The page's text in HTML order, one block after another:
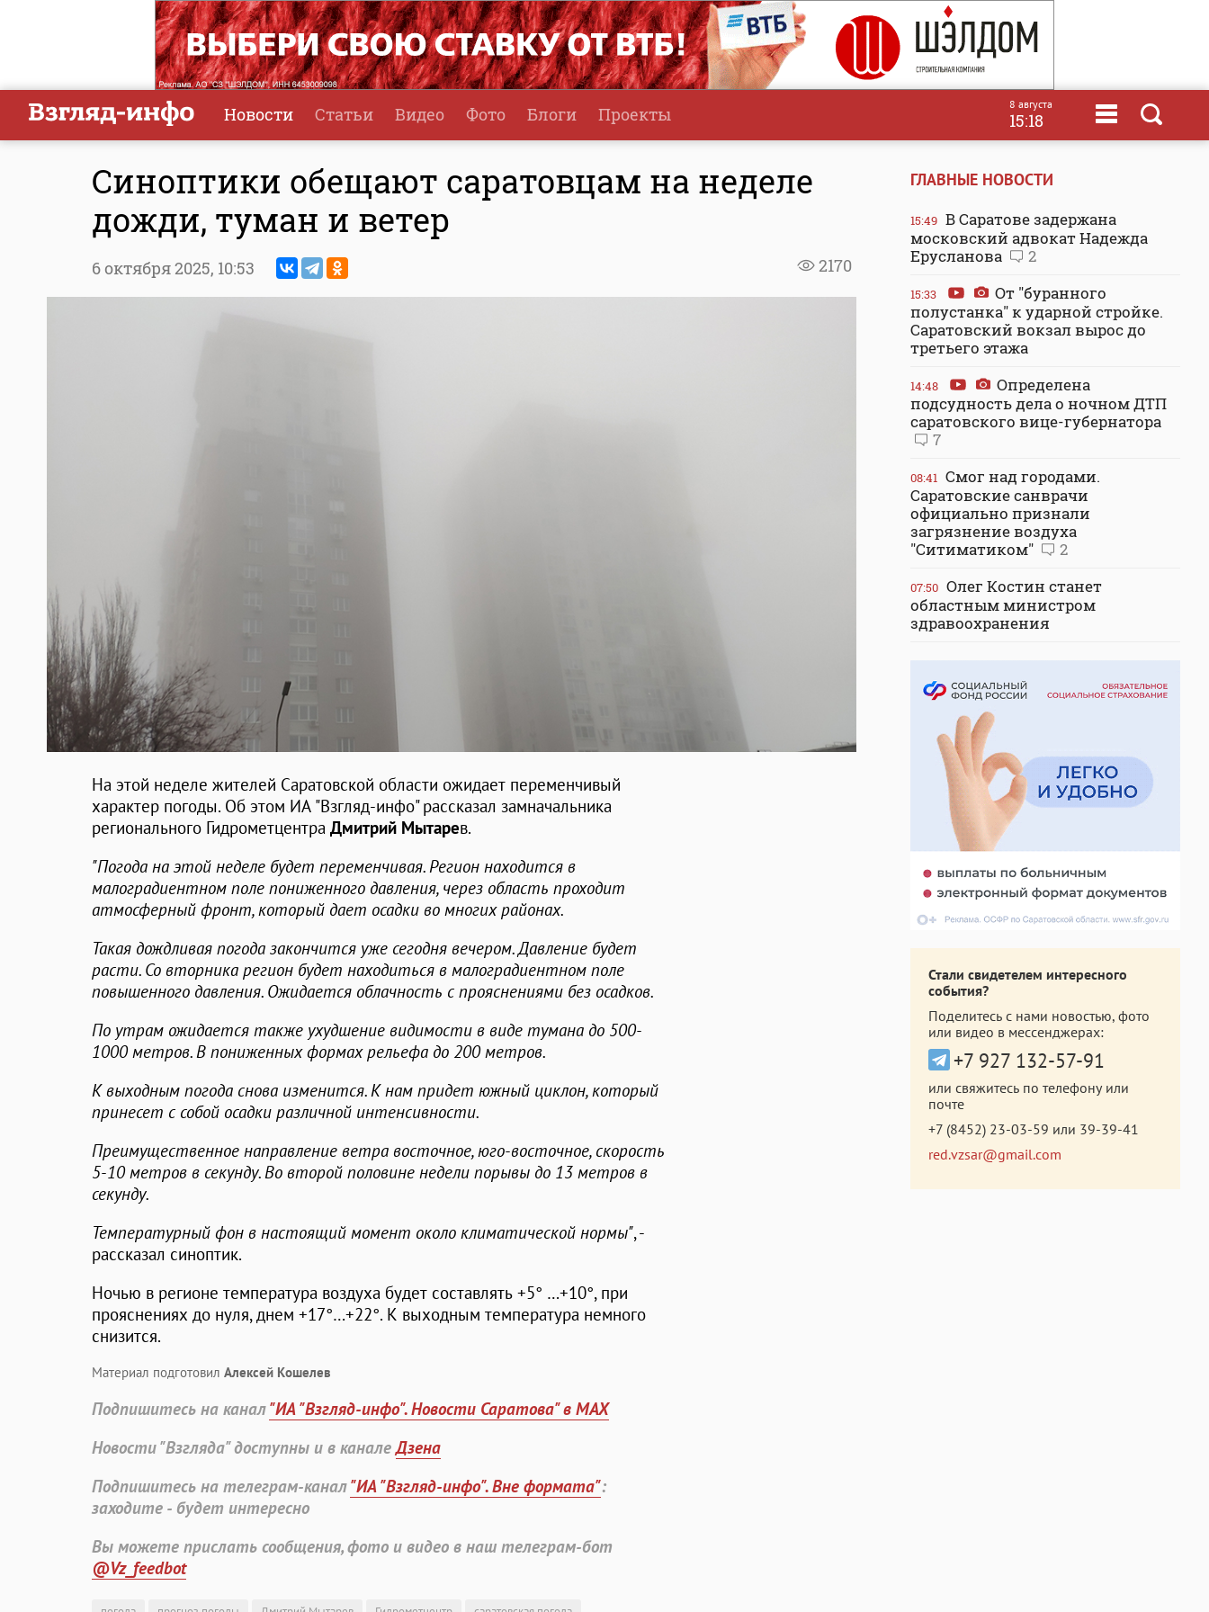
Новости Статьи Видео Фото Блоги Проекты 8 августа
15:18
Синоптики обещают саратовцам на неделе
дожди, туман и ветер
2170
6 октября 2025, 10:53
На этой неделе жителей Саратовской области ожидает переменчивый
характер погоды. Об этом ИА "Взгляд-инфо" рассказал замначальника
регионального Гидрометцентра Дмитрий Мытарев.
"Погода на этой неделе будет переменчивая. Регион находится в
малоградиентном поле пониженного давления, через область проходит
атмосферный фронт, который дает осадки во многих районах.
Такая дождливая погода закончится уже сегодня вечером. Давление будет
расти. Со вторника регион будет находиться в малоградиентном поле
повышенного давления. Ожидается облачность с прояснениями без осадков.
По утрам ожидается также ухудшение видимости в виде тумана до 500-
1000 метров. В пониженных формах рельефа до 200 метров.
К выходным погода снова изменится. К нам придет южный циклон, который
принесет с собой осадки различной интенсивности.
Преимущественное направление ветра восточное, юго-восточное, скорость
5-10 метров в секунду. Во второй половине недели порывы до 13 метров в
секунду.
Температурный фон в настоящий момент около климатической нормы", -
рассказал синоптик.
Ночью в регионе температура воздуха будет составлять +5° …+10°, при
прояснениях до нуля, днем +17°…+22°. К выходным температура немного
снизится.
Материал подготовил Алексей Кошелев
Подпишитесь на канал"ИА "Взгляд-инфо". Новости Саратова" в MAX
Новости "Взгляда" доступны и в каналеДзена
Подпишитесь на телеграм-канал"ИА "Взгляд-инфо". Вне формата":
заходите - будет интересно
Вы можете прислать сообщения, фото и видео в наш телеграм-бот
@Vz_feedbot
ГЛАВНЫЕ НОВОСТИ
15:49 В Саратове задержана
московский адвокат Надежда
Ерусланова
2
15:33
От "буранного
полустанка" к ударной стройке.
Саратовский вокзал вырос до
третьего этажа
14:48
Определена
подсудность дела о ночном ДТП
саратовского вице-губернатора
7
08:41 Смог над городами.
Саратовские санврачи
официально признали
загрязнение воздуха
"Ситиматиком"
2
07:50 Олег Костин станет
областным министром
здравоохранения
Стали свидетелем интересного
события?
Поделитесь с нами новостью, фото
или видео в мессенджерах:
+7 927 132-57-91
или свяжитесь по телефону или
почте
+7 (8452) 23-03-59 или 39-39-41
red.vzsar@gmail.com